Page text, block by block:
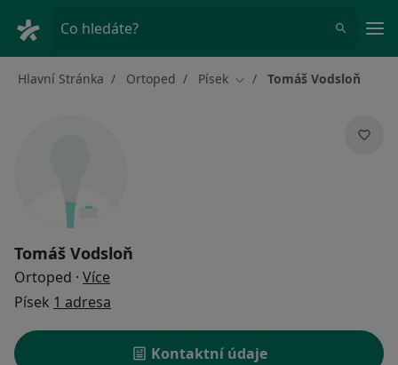
Co hledáte?
Hlavní Stránka Ortoped Písek Změna města
Tomáš Vodsloň
Tomáš Vodsloň
Ortoped · Více
Písek 1 adresa
Kontaktní údaje